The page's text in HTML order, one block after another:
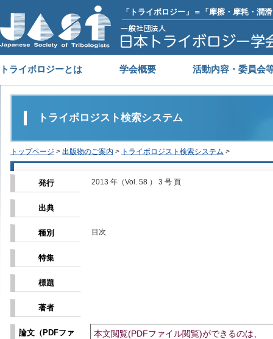
「トライボロジー」＝「摩擦・摩耗・潤
トライボロジーとは 学会概要 活動内容・委員会
トライボロジスト検索システム
トップページ > 出版物のご案内 > トライボロジスト検索システム >
発行 2013 年（Vol. 58 ） 3 号 頁
出典
種別 目次
特集
標題
著者
論文（PDFファ
本文閲覧(PDFファイル閲覧)ができるのは、